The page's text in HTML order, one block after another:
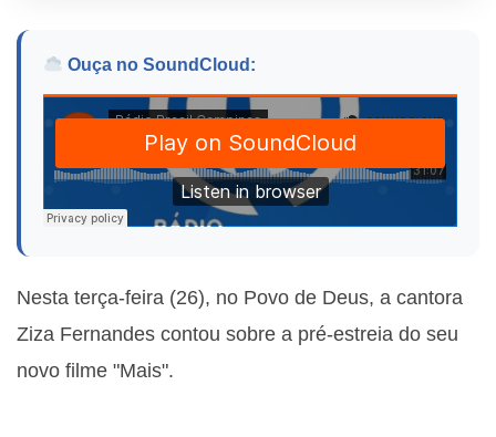
Ouça no SoundCloud:
Nesta terça-feira (26), no Povo de Deus, a cantora
Ziza Fernandes contou sobre a pré-estreia do seu
novo filme "Mais".